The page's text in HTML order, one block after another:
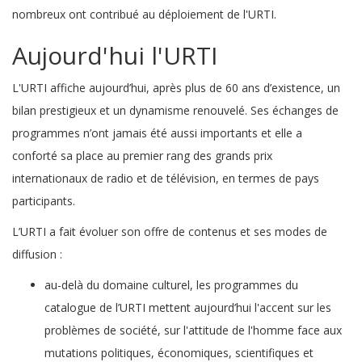
nombreux ont contribué au déploiement de l'URTI.
Aujourd'hui l'URTI
L'URTI affiche aujourd’hui, après plus de 60 ans d’existence, un
bilan prestigieux et un dynamisme renouvelé. Ses échanges de
programmes n’ont jamais été aussi importants et elle a
conforté sa place au premier rang des grands prix
internationaux de radio et de télévision, en termes de pays
participants.
L’URTI a fait évoluer son offre de contenus et ses modes de
diffusion :
au-delà du domaine culturel, les programmes du
catalogue de l’URTI mettent aujourd’hui l'accent sur les
problèmes de société, sur l'attitude de l'homme face aux
mutations politiques, économiques, scientifiques et